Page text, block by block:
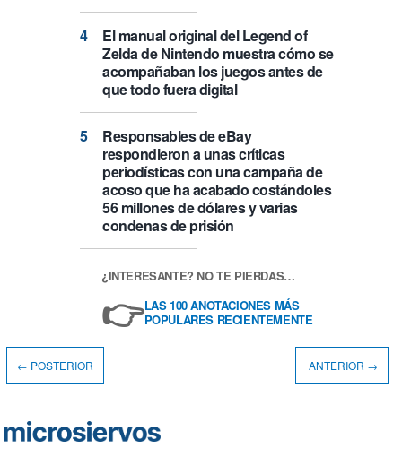
El manual original del Legend of
Zelda de Nintendo muestra cómo se
acompañaban los juegos antes de
que todo fuera digital
Responsables de eBay
respondieron a unas críticas
periodísticas con una campaña de
acoso que ha acabado costándoles
56 millones de dólares y varias
condenas de prisión
¿INTERESANTE? NO TE PIERDAS…
👉LAS 100 ANOTACIONES MÁS
POPULARES RECIENTEMENTE
← POSTERIOR ANTERIOR →